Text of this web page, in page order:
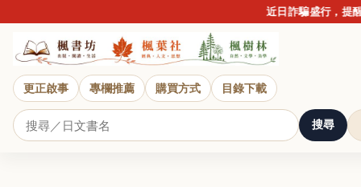
近日詐騙盛行，提醒
更正啟事 專欄推薦 購買方式 目錄下載
搜尋